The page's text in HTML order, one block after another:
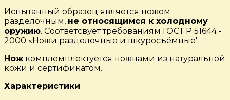
Испытанный образец является ножом
разделочным, не относящимся к холодному
оружию. Соответсвует требованиям ГОСТ Р 51644 -
2000 «Ножи разделочные и шкуросъёмные'
Нож комплемплектуется ножнами из натуральной
кожи и сертификатом.
Характеристики